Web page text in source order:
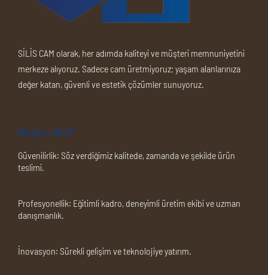
SİLİS CAM olarak, her adımda kaliteyi ve müşteri memnuniyetini
merkeze alıyoruz. Sadece cam üretmiyoruz; yaşam alanlarınıza
değer katan, güvenli ve estetik çözümler sunuyoruz.
Neden Biz?
Güvenilirlik: Söz verdiğimiz kalitede, zamanda ve şekilde ürün
teslimi.
Profesyonellik: Eğitimli kadro, deneyimli üretim ekibi ve uzman
danışmanlık.
İnovasyon: Sürekli gelişim ve teknolojiye yatırım.